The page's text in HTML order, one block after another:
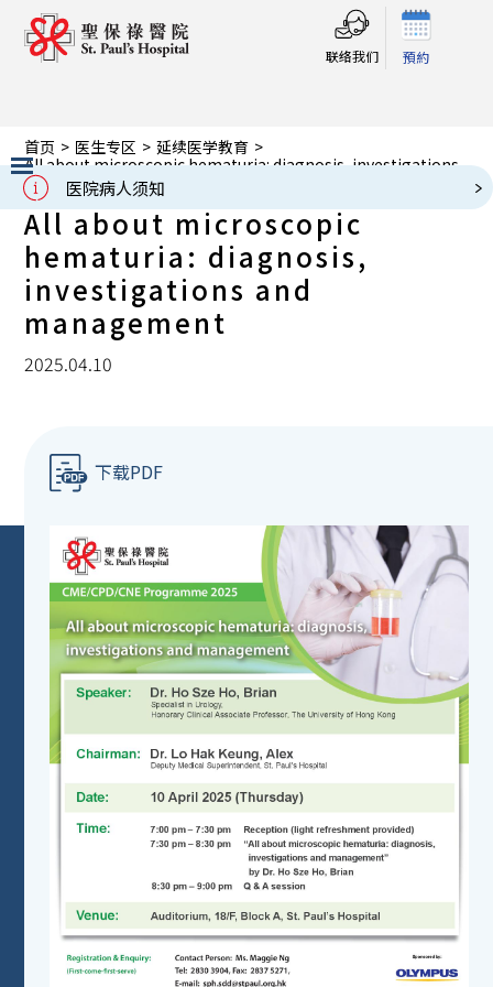
联络我们 預約
医院病人须知
Slide 2 of 3.
首页 > 医生专区 > 延续医学教育 >
All about microscopic hematuria: diagnosis, investigations
and management
All about microscopic
hematuria: diagnosis,
investigations and
management
2025.04.10
下载PDF